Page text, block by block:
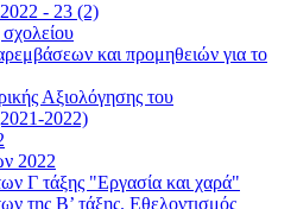
2022 - 23 (2)
σχολείου
και προμηθειών για το
Αξιολόγησης του
2022)
2022
Γ τάξης "Εργασία και χαρά"
της Β’ τάξης. Εθελοντισμός